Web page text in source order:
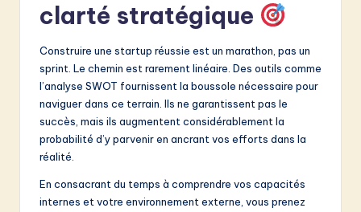
clarté stratégique
Construire une startup réussie est un marathon, pas un
sprint. Le chemin est rarement linéaire. Des outils comme
l’analyse SWOT fournissent la boussole nécessaire pour
naviguer dans ce terrain. Ils ne garantissent pas le
succès, mais ils augmentent considérablement la
probabilité d’y parvenir en ancrant vos efforts dans la
réalité.
En consacrant du temps à comprendre vos capacités
internes et votre environnement externe, vous prenez